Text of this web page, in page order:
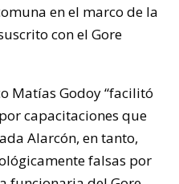
en el marco de la
con el Gore
Matías Godoy “facilitó
capacitaciones que
Alarcón, en tanto,
falsas por